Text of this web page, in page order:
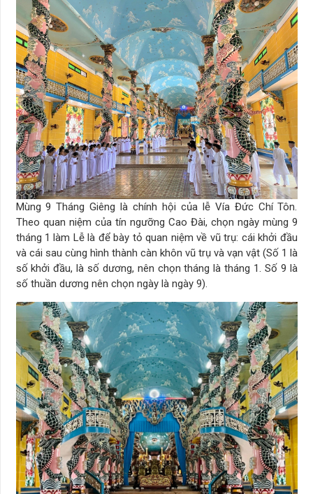
Mùng 9 Tháng Giêng là chính hội của lễ Vía Đức Chí Tôn.
Theo quan niệm của tín ngưỡng Cao Đài, chọn ngày mùng 9
tháng 1 làm Lễ là để bày tỏ quan niệm về vũ trụ: cái khởi đầu
và cái sau cùng hình thành càn khôn vũ trụ và vạn vật (Số 1 là
số khởi đầu, là số dương, nên chọn tháng là tháng 1. Số 9 là
số thuần dương nên chọn ngày là ngày 9).